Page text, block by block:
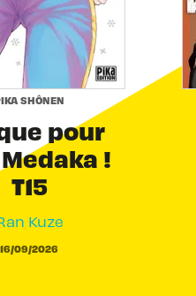
SHÔNEN
pour
!
T15
Kuze
16/09/2026